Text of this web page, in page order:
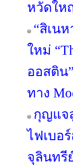
หวัดให
“สิเน
ใหม่
ออสติน
ทาง
กุญแจ
ไฟเบอ
จุลินทรี